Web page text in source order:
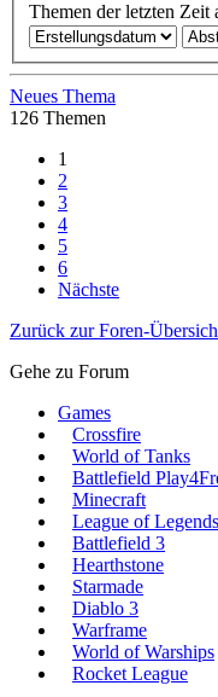
Themen der letzten Zeit
Neues Thema
126 Themen
1
2
3
4
5
6
Nächste
Zurück zur Foren-
Gehe zu Forum
Games
Crossfire
World of Tanks
Battlefield
Minecraft
League of Legends
Battlefield 3
Hearthstone
Starmade
Diablo 3
Warframe
World of Warships
Rocket League